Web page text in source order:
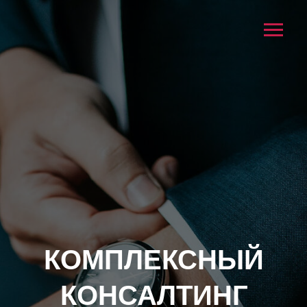
КОМПЛЕКСНЫЙ
КОНСАЛТИНГ